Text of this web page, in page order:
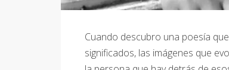
Cuando descubro una poesía
significados, las imágenes que